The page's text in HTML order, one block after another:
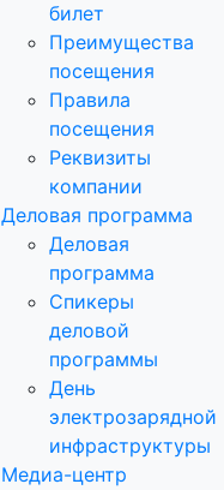
билет
Преимущества
посещения
Правила
посещения
Реквизиты
компании
Деловая программа
Деловая
программа
Спикеры
деловой
программы
День
электрозарядной
инфраструктуры
Медиа-центр